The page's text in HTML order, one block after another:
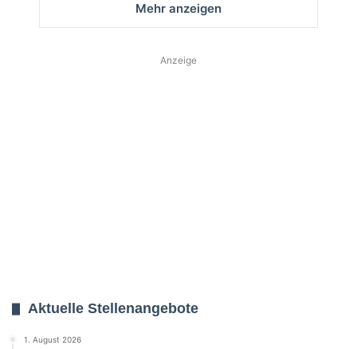
Mehr anzeigen
Anzeige
Aktuelle Stellenangebote
1. August 2026